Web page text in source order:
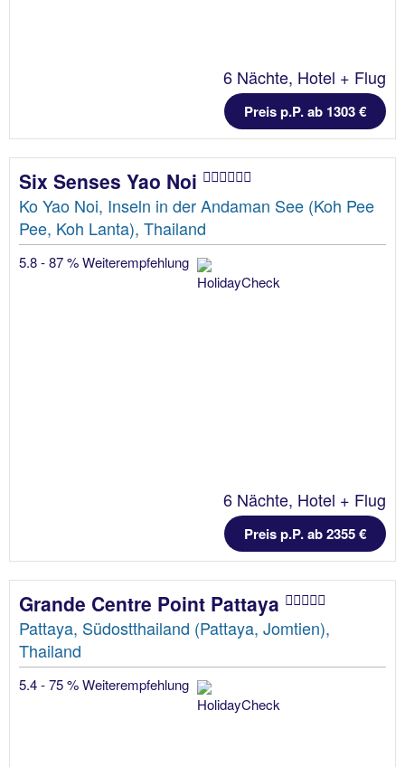
6 Nächte, Hotel + Flug
Preis p.P. ab 1303 €
Six Senses Yao Noi
Ko Yao Noi, Inseln in der Andaman See (Koh Pee
Pee, Koh Lanta), Thailand
5.8 - 87 % Weiterempfehlung
6 Nächte, Hotel + Flug
Preis p.P. ab 2355 €
Grande Centre Point Pattaya
Pattaya, Südostthailand (Pattaya, Jomtien),
Thailand
5.4 - 75 % Weiterempfehlung